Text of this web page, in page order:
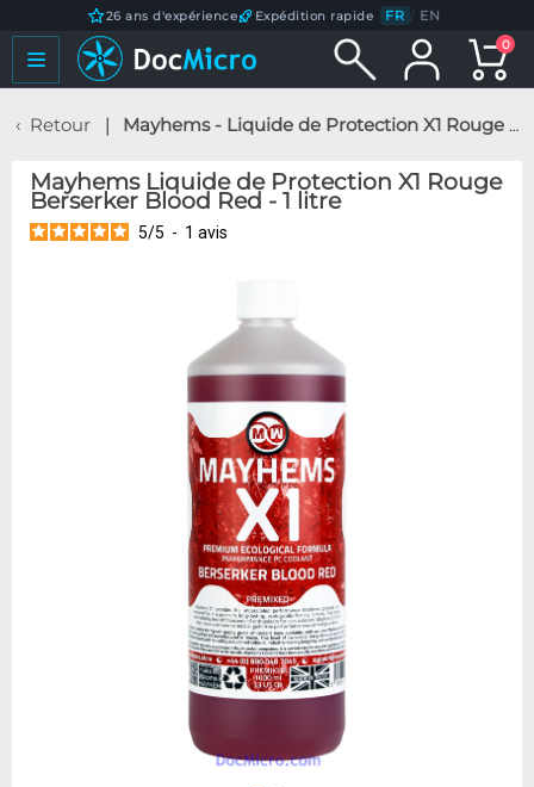
26 ans d'expérience Expédition rapide FR / EN
0
Retour Mayhems - Liquide de Protection X1 Rouge Berserker Blood Red - 1 litre
Mayhems Liquide de Protection X1 Rouge
Berserker Blood Red - 1 litre
5/5 - 1 avis